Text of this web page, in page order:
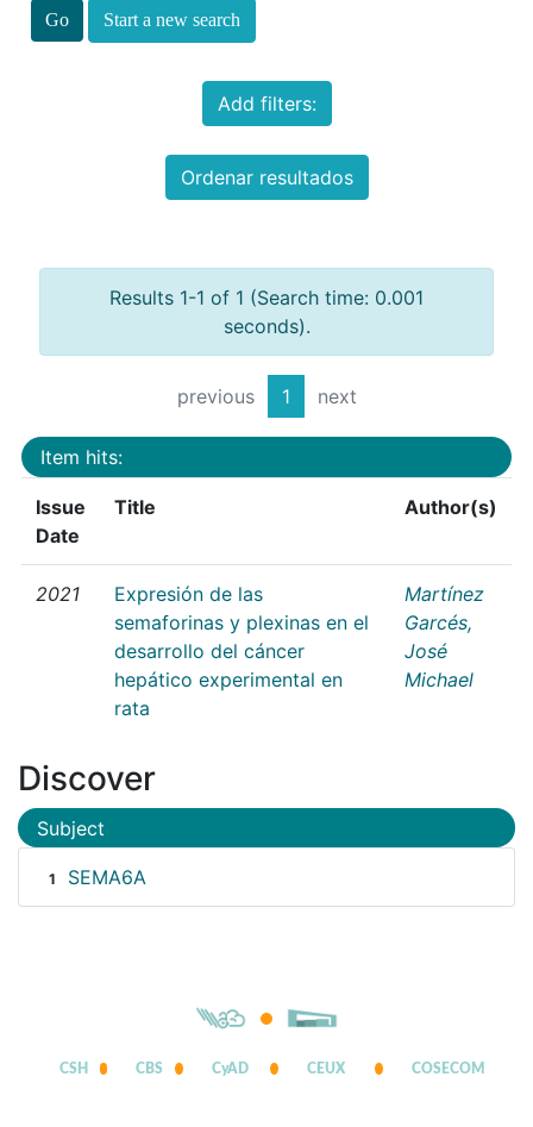
Start a new search
Add filters:
Ordenar resultados
Results 1-1 of 1 (Search time: 0.001
seconds).
previous 1 next
Item hits:
Issue
Date
Title Author(s)
2021
Expresión de las
semaforinas y plexinas en el
desarrollo del cáncer
hepático experimental en
rata
Martínez
Garcés,
José
Michael
Discover
Subject
1 SEMA6A
CSH CBS CyAD CEUX COSECOM